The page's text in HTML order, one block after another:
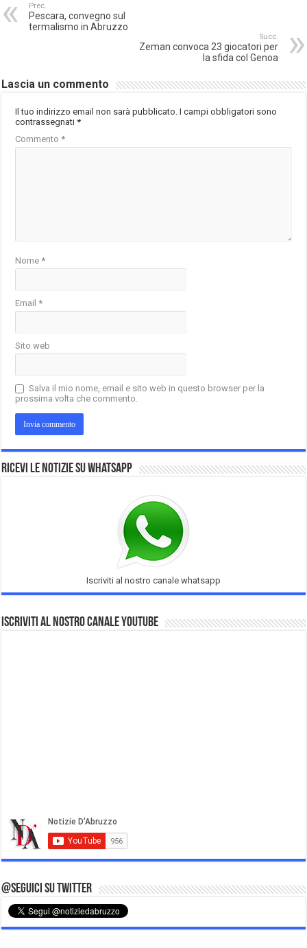
Prec.
Pescara, convegno sul
termalismo in Abruzzo
Succ.
Zeman convoca 23 giocatori per
la sfida col Genoa
Lascia un commento
Il tuo indirizzo email non sarà pubblicato. I campi obbligatori sono
contrassegnati*
Commento*
Nome*
Email*
Sito web
Salva il mio nome, email e sito web in questo browser per la
prossima volta che commento.
Ricevi le notizie su Whatsapp
Iscriviti al nostro canale whatsapp
Iscriviti al nostro Canale Youtube
@Seguici su Twitter